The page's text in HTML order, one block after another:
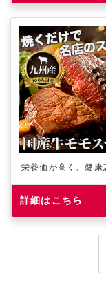
栄養価が高く、健康
詳細はこちら